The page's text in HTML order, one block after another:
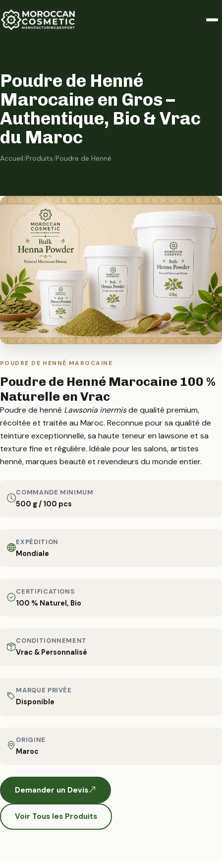
Poudre de Henné
Marocaine en Gros –
Authentique, Bio & Vrac
du Maroc
Accueil/Produits/Poudre de Henné
POUDRE DE HENNÉ MAROCAINE
Poudre de Henné Marocaine 100 %
Naturelle en Vrac
Poudre de henné Lawsonia inermisde qualité premium,
récoltée et traitée au Maroc. Reconnue pour sa qualité de
teinture exceptionnelle, sa haute teneur en lawsone et sa
texture fine et régulière. Idéale pour les salons, artistes
henné, marques beauté et revendeurs du monde entier.
COMMANDE MINIMUM
500 g / 100 pcs
EXPÉDITION
Mondiale
CERTIFICATIONS
100 % Naturel, Bio
CONDITIONNEMENT
Vrac & Personnalisé
MARQUE PRIVÉE
Disponible
ORIGINE
Maroc
Demander un Devis
Voir Tous les Produits